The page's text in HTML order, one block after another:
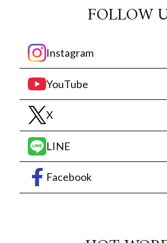
FOLLOW
Instagram
YouTube
X
LINE
Facebook